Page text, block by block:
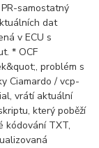
samostatný
dat
v ECU s
* OCF
problém s
Ciamardo / vcp-
vrátí aktuální
který poběží
kódování TXT,